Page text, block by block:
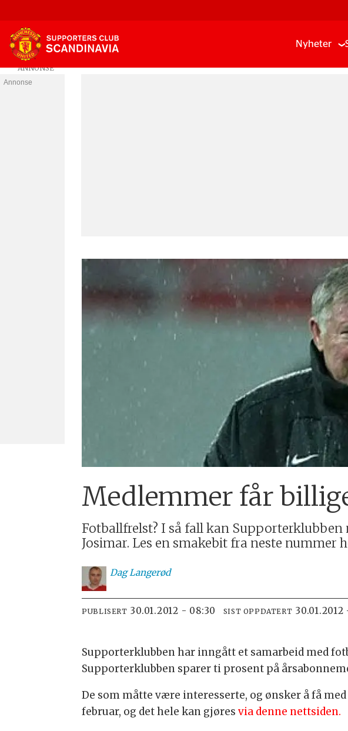
Nyheter
Medlemmer får
Fotballfrelst? I så fall kan
Josimar. Les en smakebit fra neste nummer
Dag Langerød
PUBLISERT 30.01.2012 - 08:30 SIST OPPDATERT
Supporterklubben har inngått et samarbeid med
Supporterklubben sparer ti prosent på
De som måtte være interesserte, og ønsker å få
februar, og det hele kan gjøresvia denne nettsiden.
Annonse